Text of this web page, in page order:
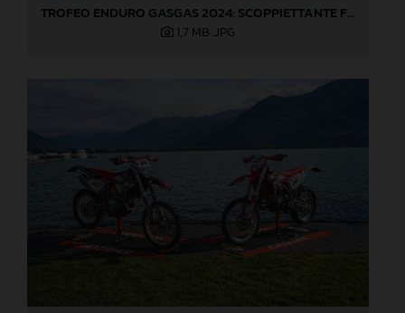
TROFEO ENDURO GASGAS 2024: SCOPPIETTANTE FINALE DI STAGIONE A LOVERE!
1,7 MB .JPG